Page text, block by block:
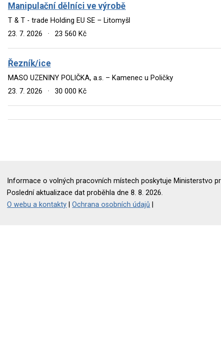
Manipulační dělníci ve výrobě
T & T - trade Holding EU SE – Litomyšl
23. 7. 2026
· 23 560 Kč
Řezník/ice
MASO UZENINY POLIČKA, a.s. – Kamenec u Poličky
23. 7. 2026
· 30 000 Kč
Informace o volných pracovních místech poskytuje Ministerstvo
Poslední aktualizace dat proběhla dne 8. 8. 2026.
O webu a kontakty |Ochrana osobních údajů